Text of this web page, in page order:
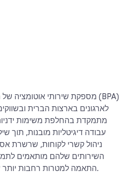
לארגונים בארצות הברית
מתמקדת בהחלפת משימות
עבודה דיגיטליות מובנות, תוך
ניהול קשרי לקוחות, שרשרת
השירותים שלהם מותאמים
התאמה למטרות רחבות יותר של טרנספורמציה דיגיטלית.